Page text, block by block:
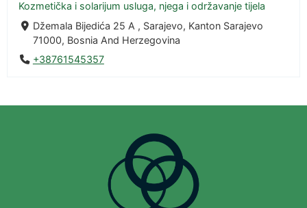
Kozmetička i solarijum usluga, njega i održavanje tijela
Džemala Bijedića 25 A , Sarajevo, Kanton Sarajevo
71000, Bosnia And Herzegovina
+38761545357